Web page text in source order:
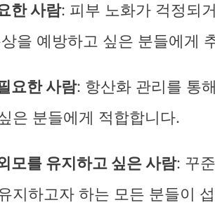
한 사람: 피부 노화가 걱정되
을 예방하고 싶은 분들에게
요한 사람: 항산화 관리를 통
은 분들에게 적합합니다.
모를 유지하고 싶은 사람: 꾸
지하고자 하는 모든 분들이